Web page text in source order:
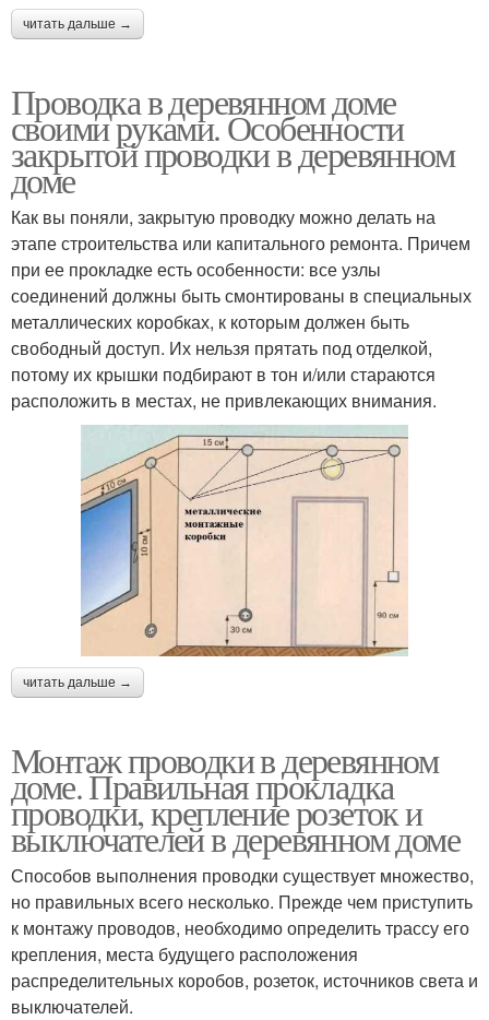
читать дальше →
Проводка в деревянном доме
своими руками. Особенности
закрытой проводки в деревянном
доме
Как вы поняли, закрытую проводку можно делать на
этапе строительства или капитального ремонта. Причем
при ее прокладке есть особенности: все узлы
соединений должны быть смонтированы в специальных
металлических коробках, к которым должен быть
свободный доступ. Их нельзя прятать под отделкой,
потому их крышки подбирают в тон и/или стараются
расположить в местах, не привлекающих внимания.
читать дальше →
Монтаж проводки в деревянном
доме. Правильная прокладка
проводки, крепление розеток и
выключателей в деревянном доме
Способов выполнения проводки существует множество,
но правильных всего несколько. Прежде чем приступить
к монтажу проводов, необходимо определить трассу его
крепления, места будущего расположения
распределительных коробов, розеток, источников света и
выключателей.